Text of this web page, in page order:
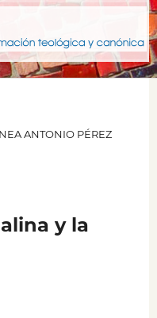
ANTONIO PÉREZ
y la